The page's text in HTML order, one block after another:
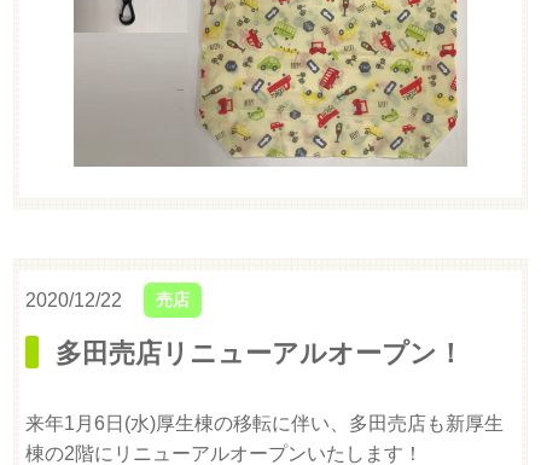
2020/12/22 売店
多田売店リニューアルオープン！
来年1月6日(水)厚生棟の移転に伴い、多田売店も新厚生
棟の2階にリニューアルオープンいたします！